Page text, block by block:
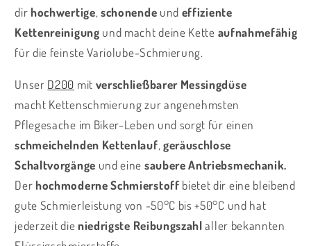
dir hochwertige, schonende und effiziente
Kettenreinigung und macht deine Kette aufnahmefähig
für die feinste Variolube-Schmierung.
Unser D200 mit verschließbarer Messingdüse
macht Kettenschmierung zur angenehmsten
Pflegesache im Biker-Leben und sorgt für einen
schmeichelnden Kettenlauf, geräuschlose
Schaltvorgänge und eine saubere Antriebsmechanik.
Der hochmoderne Schmierstoff bietet dir eine bleibend
gute Schmierleistung von -50°C bis +50°C und hat
jederzeit dieniedrigste Reibungszahlaller bekannten